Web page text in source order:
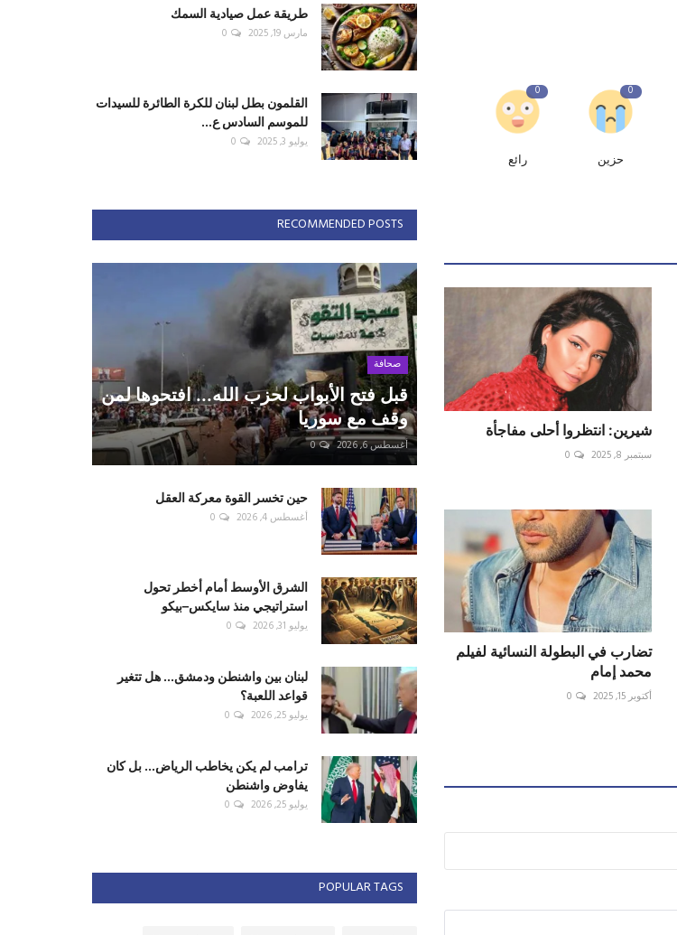
0
حزين
0
رائع
شيرين: انتظروا أحلى مفاجأة
سبتمبر 8, 2025 0
تضارب في البطولة النسائية لفيلم
محمد إمام
أكتوبر 15, 2025 0
طريقة عمل صيادية السمك
مارس 19, 2025 0
القلمون بطل لبنان للكرة الطائرة للسيدات
للموسم السادس ع...
يوليو 3, 2025 0
RECOMMENDED POSTS
صحافة
قبل فتح الأبواب لحزب الله... افتحوها لمن
وقف مع سوريا
أغسطس 6, 2026 0
حين تخسر القوة معركة العقل
أغسطس 4, 2026 0
الشرق الأوسط أمام أخطر تحول
استراتيجي منذ سايكس–بيكو
يوليو 31, 2026 0
لبنان بين واشنطن ودمشق... هل تتغير
قواعد اللعبة؟
يوليو 25, 2026 0
ترامب لم يكن يخاطب الرياض... بل كان
يفاوض واشنطن
يوليو 25, 2026 0
POPULAR TAGS